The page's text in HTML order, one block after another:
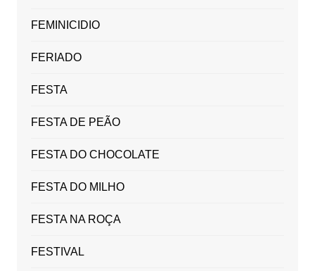
FEMINICIDIO
FERIADO
FESTA
FESTA DE PEÃO
FESTA DO CHOCOLATE
FESTA DO MILHO
FESTA NA ROÇA
FESTIVAL